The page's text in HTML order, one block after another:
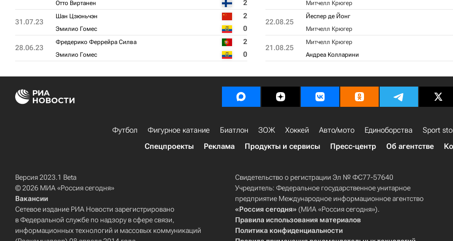
Отто Виртанен 2
31.07.23
Шан Цзюньчэн 2
Эмилио Гомес 0
28.06.23
Фредерико Феррейра Силва 2
Эмилио Гомес 0
Митчелл Крюгер
22.08.25
Йеспер де Йонг
Митчелл Крюгер
21.08.25
Митчелл Крюгер
Андреа Колларини
Футбол Фигурное катание Биатлон ЗОЖ Хоккей Авто/мото Единоборства Sport
Спецпроекты
Реклама Продукты и сервисы Пресс-центр Об агентстве
Версия 2023.1 Beta
© 2026 МИА «Россия сегодня»
Вакансии
Сетевое издание РИА Новости зарегистрировано
в Федеральной службе по надзору в сфере связи,
информационных технологий и массовых коммуникаций
Свидетельство о регистрации Эл № ФС77-57640
Учредитель: Федеральное государственное унитарное
предприятие Международное информационное агентство
«Россия сегодня» (МИА «Россия сегодня»).
Правила использования материалов
Политика конфиденциальности